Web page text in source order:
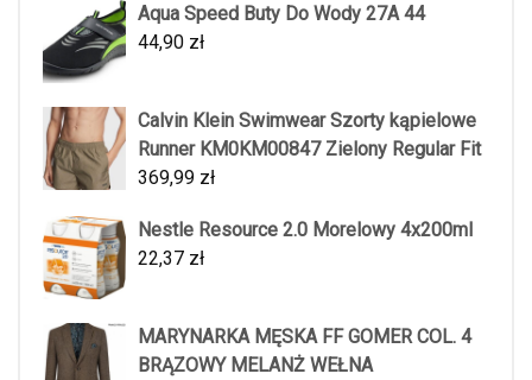
Aqua Speed Buty Do Wody 27A 44
44,90 zł
Calvin Klein Swimwear Szorty kąpielowe
Runner KM0KM00847 Zielony Regular Fit
369,99 zł
Nestle Resource 2.0 Morelowy 4x200ml
22,37 zł
MARYNARKA MĘSKA FF GOMER COL. 4
BRĄZOWY MELANŻ WEŁNA